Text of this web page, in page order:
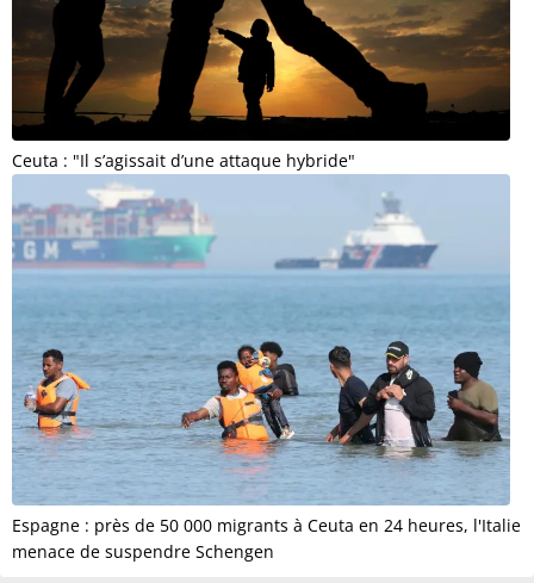
Ceuta : "Il s’agissait d’une attaque hybride"
Espagne : près de 50 000 migrants à Ceuta en 24 heures, l'Italie
menace de suspendre Schengen